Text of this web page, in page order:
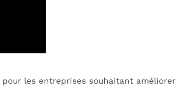
les entreprises souhaitant améliorer